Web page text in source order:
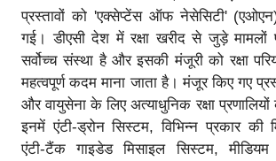
प्रस्तावों को 'एक्सेप्टेंस ऑफ नेसेसिटी'
गई। डीएसी देश में रक्षा खरीद से जुड़े
सर्वोच्च संस्था है और इसकी मंजूरी को रक्षा
महत्वपूर्ण कदम माना जाता है। मंजूर किए गए
और वायुसेना के लिए अत्याधुनिक रक्षा
इनमें एंटी-ड्रोन सिस्टम, विभिन्न प्रकार की
एंटी-टैंक गाइडेड मिसाइल सिस्टम,